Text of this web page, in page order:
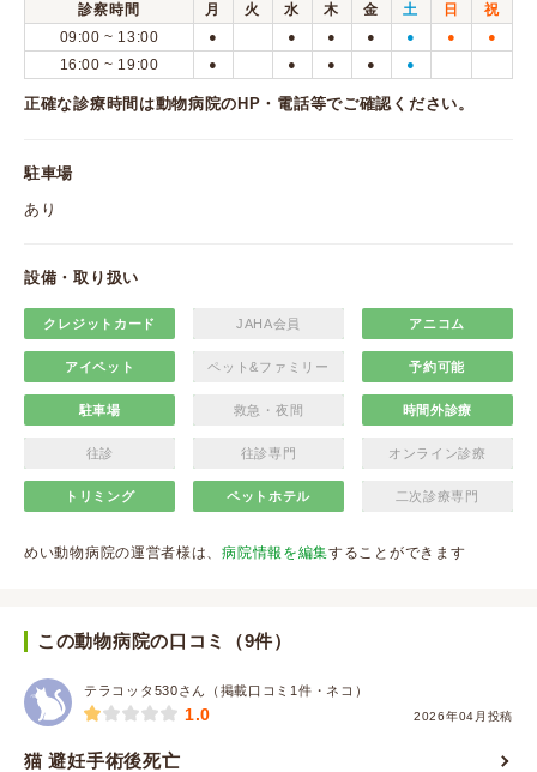
診察時間 月 火 水 木 金 土 日
祝
09:00 ~ 13:00
● ● ● ● ● ● ●
16:00 ~ 19:00 ● ● ● ● ●
正確な診療時間は動物病院のHP・電話等でご確認ください。
駐車場
あり
設備・取り扱い
クレジットカード JAHA会員 アニコム
アイペット ペット&ファミリー 予約可能
駐車場 救急・夜間 時間外診療
往診 往診専門 オンライン診療
トリミング ペットホテル 二次診療専門
めい動物病院の運営者様は、病院情報を編集することができます
この動物病院の口コミ（9件）
テラコッタ530さん（掲載口コミ1件・ネコ）
2026年04月投稿
1.0
猫 避妊手術後死亡